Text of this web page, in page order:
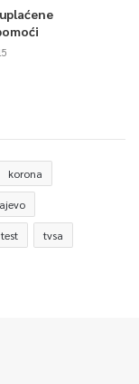
korona
test tvsa